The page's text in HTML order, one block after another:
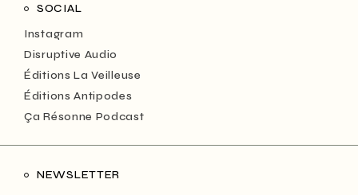
SOCIAL
Instagram
Disruptive Audio
Éditions La Veilleuse
Éditions Antipodes
Ça Résonne Podcast
NEWSLETTER